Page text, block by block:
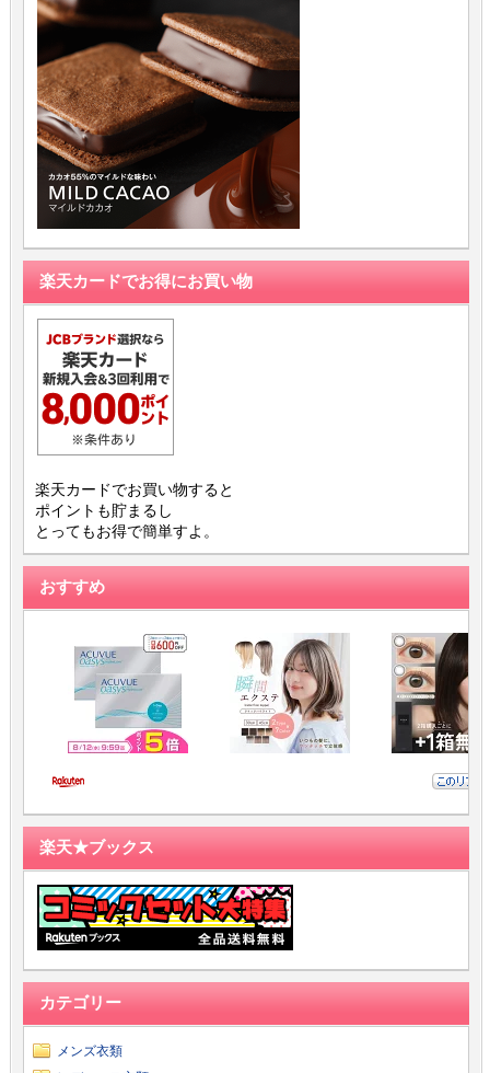
楽天カードでお得にお買い物
楽天カードでお買い物すると
ポイントも貯まるし
とってもお得で簡単すよ。
おすすめ
楽天★ブックス
カテゴリー
メンズ衣類